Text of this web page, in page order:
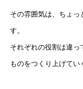
その雰囲気は、ちょ
す。
それぞれの役割は違
ものをつくり上げてい